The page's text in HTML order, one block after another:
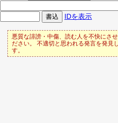
IDを表示
悪質な誹謗・中傷、読む人を不快にさ
ださい。 不適切と思われる発言を発見
す。